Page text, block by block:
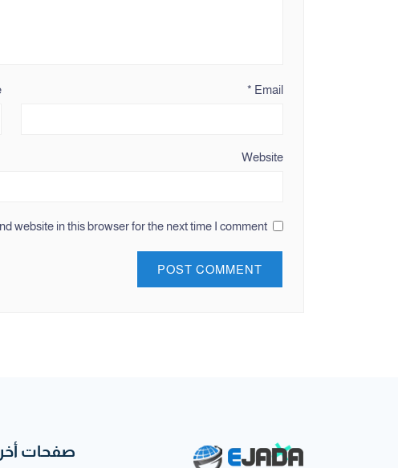
Email
*
Website
website in this browser for the next time I comment.
صفحات